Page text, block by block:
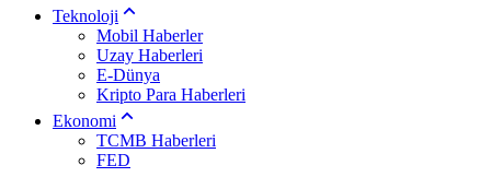
Teknoloji
Mobil Haberler
Uzay Haberleri
E-Dünya
Kripto Para Haberleri
Ekonomi
TCMB Haberleri
FED